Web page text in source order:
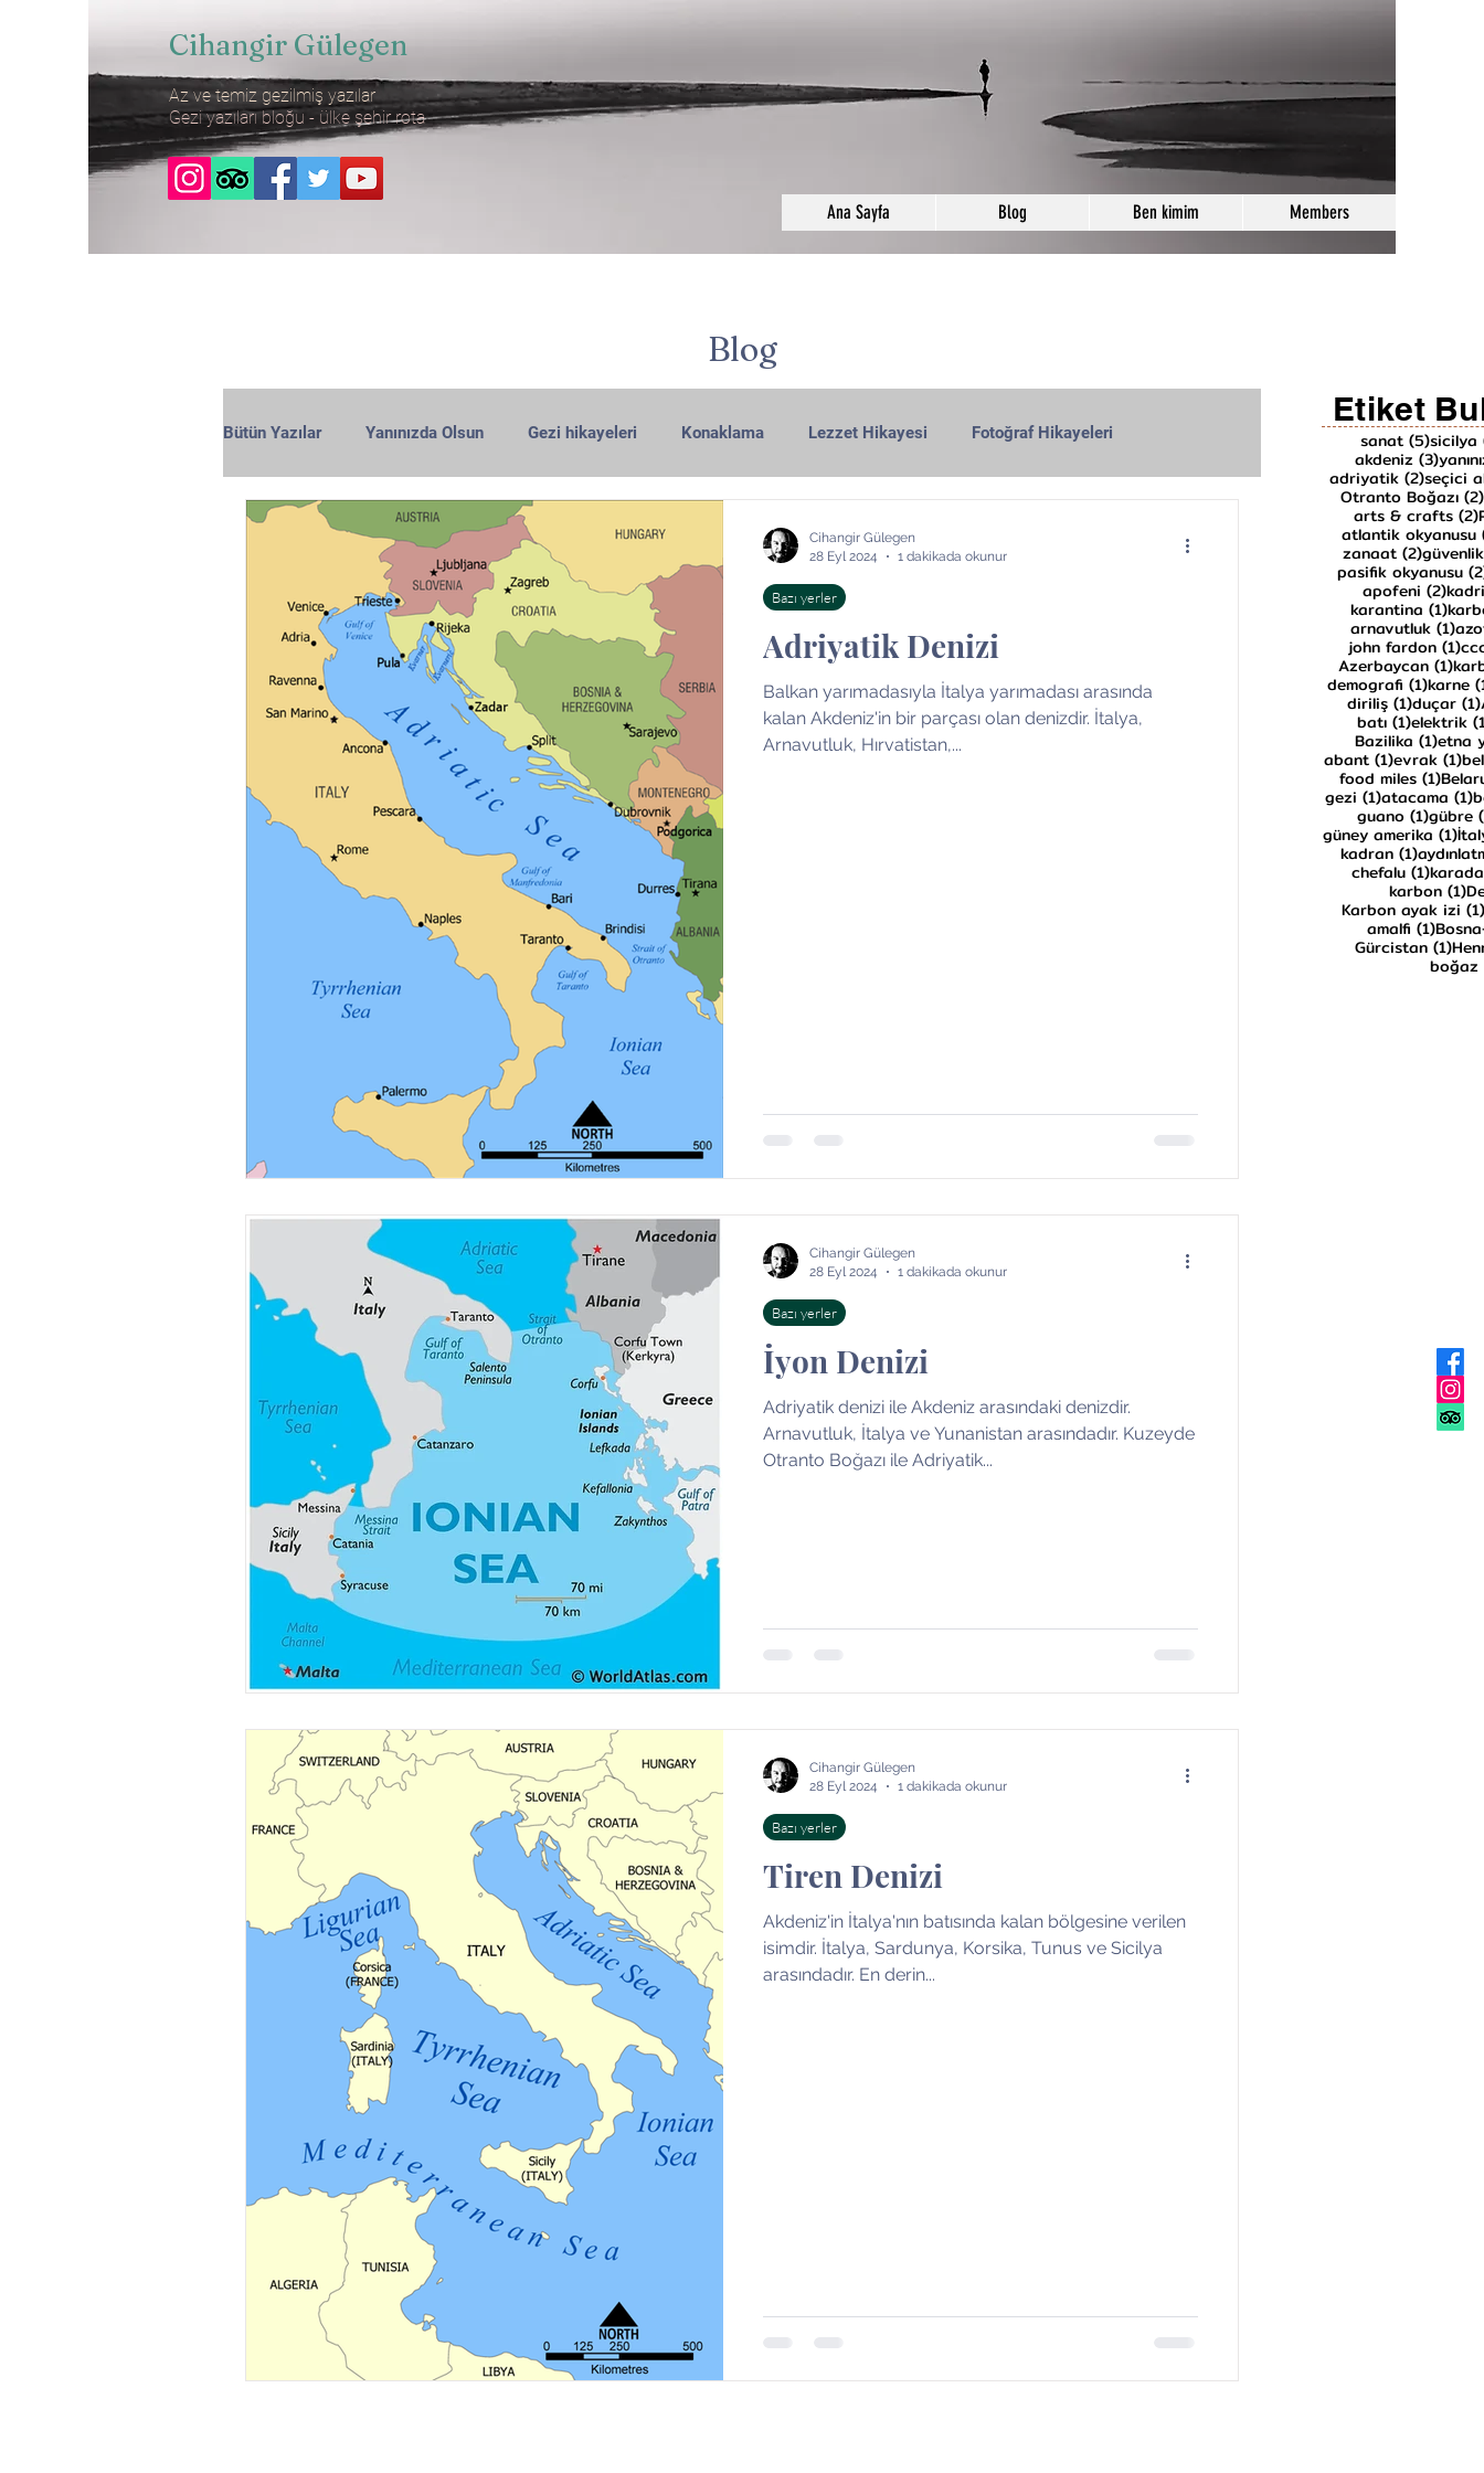
Cihangir Gülegen
Az ve temiz gezilmiş yazılar
Gezi yazıları bloğu - ülke şehir rota
Ana Sayfa Blog Ben kimim Members
Blog
Bütün Yazılar Yanınızda Olsun Gezi hikayeleri Konaklama Lezzet Hikayesi Fotoğraf Hikayeleri
Sözlükçük Sanat Hikayeleri
Adriyatik Denizi
Balkan yarımadasıyla İtalya yarımadası arasında
kalan Akdeniz'in bir parçası olan denizdir. İtalya,
Arnavutluk, Hırvatistan,...
Bazı yerler
Cihangir Gülegen
28 Eyl 2024
1 dakikada okunur
İyon Denizi
Adriyatik denizi ile Akdeniz arasındaki denizdir.
Arnavutluk, İtalya ve Yunanistan arasındadır. Kuzeyde
Otranto Boğazı ile Adriyatik...
Bazı yerler
Cihangir Gülegen
28 Eyl 2024
1 dakikada okunur
Tiren Denizi
Akdeniz'in İtalya'nın batısında kalan bölgesine verilen
isimdir. İtalya, Sardunya, Korsika, Tunus ve Sicilya
arasındadır. En derin...
Bazı yerler
Cihangir Gülegen
28 Eyl 2024
1 dakikada okunur
Etiket
sanat (5)5 yazı
sicilya
akdeniz (3)3 yazı
adriyatik (2)2 yazı
seçici
Otranto Boğazı (2)
arts & crafts (2)
atlantik okyanusu
zanaat (2)2 yazı
güvenlik
pasifik okyanusu
apofeni (2)2
karantina (1)1
arnavutluk (1)1
john fardon (1)1
Azerbaycan (1)1
demografi (1)1 yazı
karne
diriliş (1)1 yazı
duçar (1)
batı (1)1 yazı
elektrik
Bazilika (1)1 yazı
etna
abant (1)1 yazı
evrak (1)1
food miles (1)1 yazı
gezi (1)1 yazı
atacama (1)1
guano (1)1 yazı
gübre
güney amerika (1)1
kadran (1)1 yazı
chefalu (1)1 yazı
karbon (1)1
Karbon ayak izi (1)
amalfi (1)1 yazı
Gürcistan (1)1
boğaz